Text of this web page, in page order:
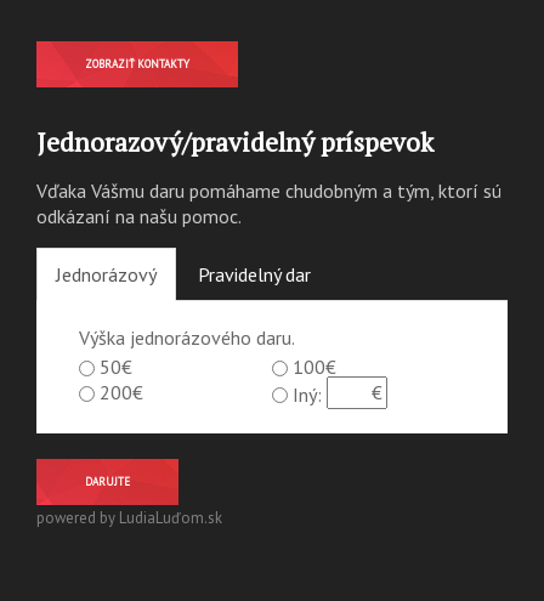
ZOBRAZIŤ KONTAKTY
Jednorazový/pravidelný príspevok
Vďaka Vášmu daru pomáhame chudobným a tým, ktorí sú
odkázaní na našu pomoc.
Jednorázový Pravidelný dar
Výška jednorázového daru.
50€
100€
200€
Iný:
DARUJTE
powered by LudiaLuďom.sk